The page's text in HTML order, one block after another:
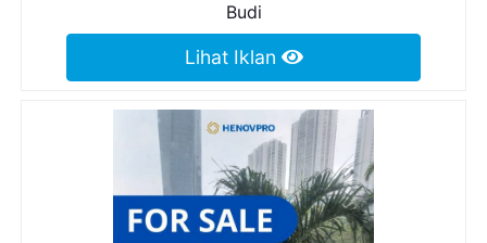
Budi
Lihat Iklan